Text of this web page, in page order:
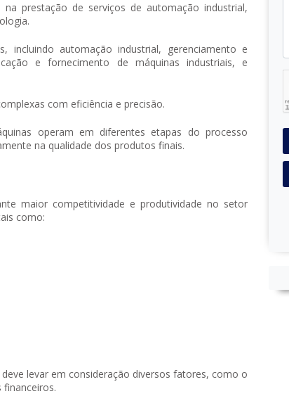
prestação de serviços de automação industrial,
incluindo automação industrial, gerenciamento e
e fornecimento de máquinas industriais, e
com eficiência e precisão.
operam em diferentes etapas do processo
na qualidade dos produtos finais.
maior competitividade e produtividade no setor
como:
levar em consideração diversos fatores, como o